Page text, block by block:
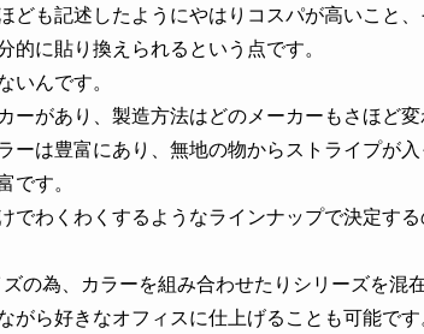
ども記述したようにやはりコスパが高いこと
的に貼り換えられるという点です。
いんです。
ーがあり、製造方法はどのメーカーもさほど
ーは豊富にあり、無地の物からストライプが
です。
でわくわくするようなラインナップで決定す
の為、カラーを組み合わせたりシリーズを混
がら好きなオフィスに仕上げることも可能です